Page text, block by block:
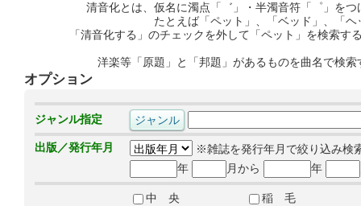
清音化とは、仮名に濁点「゛」・半濁音符「゜」を
たとえば「ペット」、「ベッド」、「
「清音化する」のチェックを外して「ペット」を検索
洋楽等「原題」と「邦題」があるものを曲名で検
オプション
ジャンル指定
出版／発行年月
※雑誌を発行年月で絞り込み検
年
月から 年
中 央
稲 毛